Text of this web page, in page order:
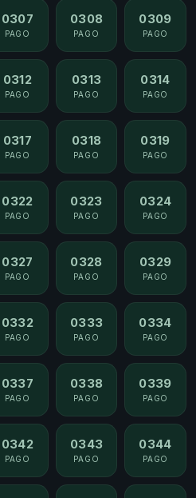
0307
PAGO
0308
PAGO
0309
PAGO
0312
PAGO
0313
PAGO
0314
PAGO
0317
PAGO
0318
PAGO
0319
PAGO
0322
PAGO
0323
PAGO
0324
PAGO
0327
PAGO
0328
PAGO
0329
PAGO
0332
PAGO
0333
PAGO
0334
PAGO
0337
PAGO
0338
PAGO
0339
PAGO
0342
PAGO
0343
PAGO
0344
PAGO